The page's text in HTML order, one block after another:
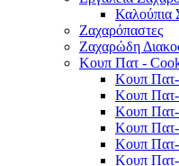
Καλούπια
Ζαχαρόπαστες
Ζαχαρώδη
Κουπ Πατ -
Κουπ Πατ-
Κουπ Πατ-
Κουπ
Κουπ Πατ-
Κουπ Πατ-
Κουπ Πατ-